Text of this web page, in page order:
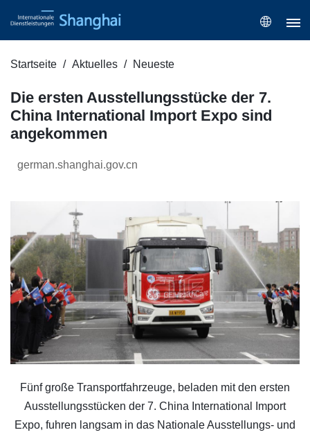
Startseite Aktuelles Neueste
Die ersten Ausstellungsstücke der 7.
China International Import Expo sind
angekommen
german.shanghai.gov.cn
Fünf große Transportfahrzeuge, beladen mit den ersten
Ausstellungsstücken der 7. China International Import
Expo, fuhren langsam in das Nationale Ausstellungs- und